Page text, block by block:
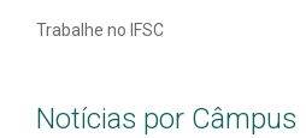
Trabalhe no IFSC
Notícias por Câmpus